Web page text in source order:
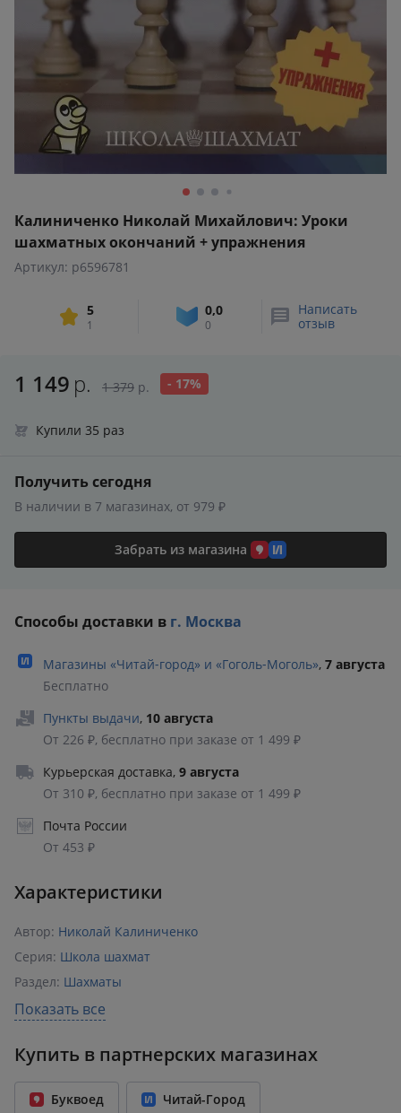
Калиниченко Николай Михайлович: Уроки
шахматных окончаний + упражнения
Артикул: p6596781
5
1
0,0
0
Написать
отзыв
1 149 р. 1 379 р. - 17%
Купили 35 раз
Получить сегодня
В наличии в 7 магазинах, от 979 ₽
Забрать из магазина
Способы доставки в г. Москва
Магазины «Читай‑город» и «Гоголь‑Моголь», 7 августа
Бесплатно
Пункты выдачи, 10 августа
От 226 ₽, бесплатно при заказе от 1 499 ₽
Курьерская доставка, 9 августа
От 310 ₽, бесплатно при заказе от 1 499 ₽
Почта России
От 453 ₽
Характеристики
Автор: Николай Калиниченко
Серия: Школа шахмат
Раздел: Шахматы
Издательство:
Год издания: 2022
Количество страниц: 272
Переплет: Твёрдый переплёт
Показать все
Купить в партнерских магазинах
Буквоед Читай-Город